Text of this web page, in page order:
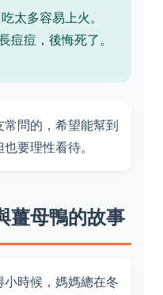
太多容易上火。
痘痘，後悔死了。
問的，希望能幫到
要理性看待。
薑母鴨的故事
時候，媽媽總在冬